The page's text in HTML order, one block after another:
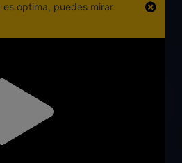
optima, puedes mirar